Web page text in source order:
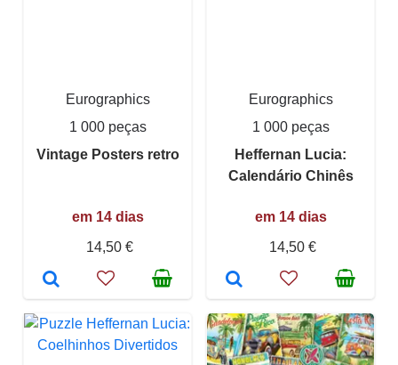
Eurographics
1 000 peças
Vintage Posters retro
em 14 dias
14,50 €
Eurographics
1 000 peças
Heffernan Lucia:
Calendário Chinês
em 14 dias
14,50 €